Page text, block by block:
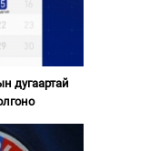
дугаартай